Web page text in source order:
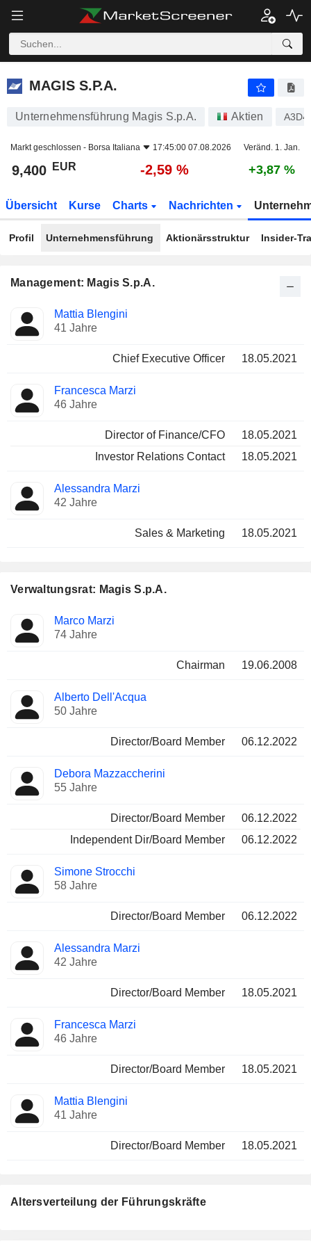
MAGIS S.P.A.
MAGIS S.P.A.
Unternehmensführung Magis S.p.A. Aktien
Markt geschlossen - Borsa Italiana 17:45:00 07.08.2026 Veränd. 1. Jan.
9,400 EUR -2,59 % +3,87 %
Übersicht Kurse Charts Nachrichten
Profil Unternehmensführung Aktionärsstruktur Insider-
Management: Magis S.p.A.
Manager
Besetzte
Positionen
Mattia Blengini
41 Jahre
Chief Executive Officer 18.05.2021
Francesca Marzi
46 Jahre
Director of Finance/CFO
18.05.2021
Investor Relations Contact
18.05.2021
Alessandra Marzi
42 Jahre
Sales & Marketing 18.05.2021
Verwaltungsrat: Magis S.p.A.
Verwaltungsratsmitglied
Marco Marzi
74 Jahre
Chairman 19.06.2008
Alberto Dell'Acqua
50 Jahre
Director/Board Member 06.12.2022
Debora Mazzaccherini
55 Jahre
Director/Board Member
06.12.2022
Independent Dir/Board Member
06.12.2022
Simone Strocchi
58 Jahre
Director/Board Member 06.12.2022
Alessandra Marzi
42 Jahre
Director/Board Member 18.05.2021
Francesca Marzi
46 Jahre
Director/Board Member 18.05.2021
Mattia Blengini
41 Jahre
Director/Board Member 18.05.2021
Altersverteilung der Führungskräfte